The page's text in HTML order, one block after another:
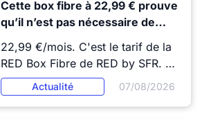
surtout par la quantité de données
mobiles accordée pour chaque
euro dépensé.
Cette box fibre à 22,99 € prouve
qu’il n’est pas nécessaire de
payer plus
22,99 €/mois. C'est le tarif de la
RED Box Fibre de RED by SFR. La
box internet la moins chère du
marché. Et pour ce tarif, elle
propose la fibre 1 Gb/s
Actualité 07/08/2026